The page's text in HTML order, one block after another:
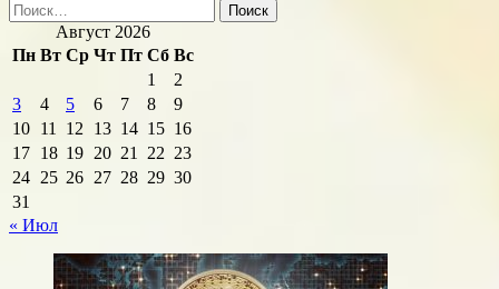
Найти:
Август 2026
Пн Вт Ср Чт Пт Сб Вс
1
2
3
4 5 6 7 8
9
10 11 12 13 14 15 16
17 18 19 20 21 22 23
24 25 26 27 28 29 30
31
« Июл